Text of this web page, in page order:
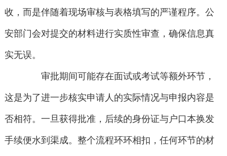
收，而是伴随着现场审核与表格填写的严谨程序。公
安部门会对提交的材料进行实质性审查，确保信息真
实无误。
审批期间可能存在面试或考试等额外环节，
这是为了进一步核实申请人的实际情况与申报内容是
否相符。一旦获得批准，后续的身份证与户口本换发
手续便水到渠成。整个流程环环相扣，任何环节的材